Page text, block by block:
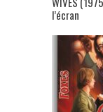
l’écran